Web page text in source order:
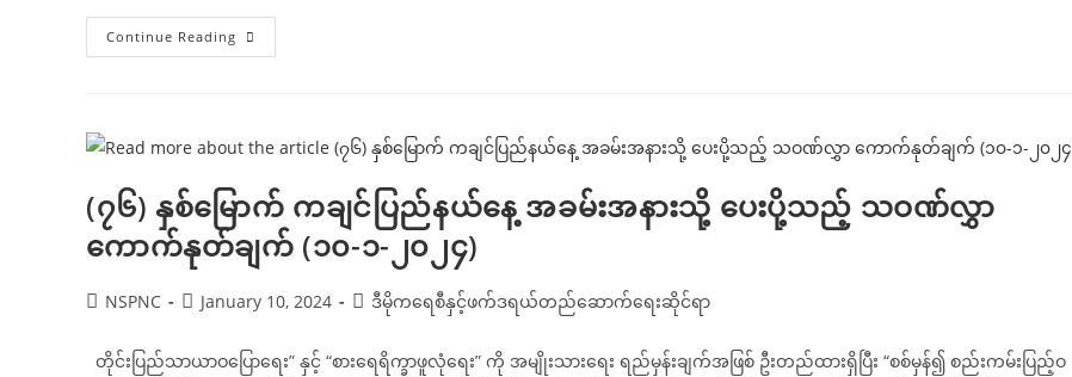
Continue Reading (၇၂)
နှစ်မြောက်
ပေး
ပို့
သဝဏ်လွှာ
ကောက်နုတ်ချက်
(၁၅-၁-၂၀၂၄)
(၇၆) နှစ်မြောက် ကချင်ပြည်နယ်နေ့ အခမ်းအနားသို့ ပေးပို့သည့် သဝဏ်လွှာ
ကောက်နုတ်ချက် (၁၀-၁-၂၀၂၄)
PostNSPNC
PostJanuary 10, 2024
Postဒီမိုကရေစီနှင့်ဖက်ဒရယ်တည်ဆောက်ရေးဆိုင်ရာ
တိုင်းပြည်သာယာဝပြောရေး” နှင့် “စားရေရိက္ခာဖူလုံရေး” ကို အမျိုးသားရေး ရည်မှန်းချက်အဖြစ် ဦးတည်ထားရှိပြီး “စစ်မှန်၍ စည်းကမ်းပြည့်ဝ